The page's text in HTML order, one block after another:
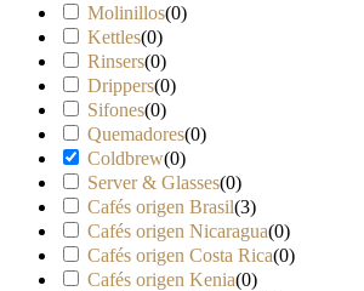
Molinillos(0)
Kettles(0)
Rinsers(0)
Drippers(0)
Sifones(0)
Quemadores(0)
Coldbrew(0)
Server & Glasses(0)
Cafés origen Brasil(3)
Cafés origen Nicaragua(0)
Cafés origen Costa Rica(0)
Cafés origen Kenia(0)